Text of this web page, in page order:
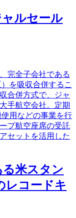
ルセール
完全子会社である
を吸収合併するこ
合併方式で、ジャ
手航空会社。定期
用などの事業を行
プ航空座席の受託
セットを活用した
米スタン
レコードキ